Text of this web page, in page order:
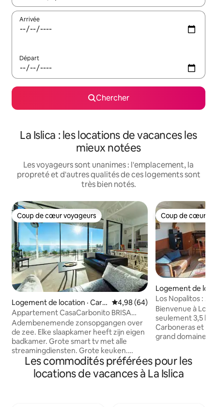
Arrivée
Départ
Chercher
La Islica : les locations de vacances les
mieux notées
Les voyageurs sont unanimes : l'emplacement, la
propreté et d'autres qualités de ces logements sont
très bien notés.
Coup de cœur voyageurs
Coup de cœur voyageurs
Logement de location · Carb
oneras
Note moyenne de 4,98 sur 5,
4,98 (64)
Appartement CasaCarbonito BRISA
LUNA SOL Carboner...
Adembenemende zonsopgangen over
de zee. Elke slaapkamer heeft zijn eigen
badkamer. Grote smart tv met alle
streamingdiensten. Grote keuken.
Glamoureus appartement aan het
strand met 5-sterren luxe en
adembenemend uitzicht op zee. Beleef
Coup de cœur
Coup de cœur
Logement de
oneras
Los Nopalitos : 2
Carbone...
Bienvenue à Los
seulement 3,5 km
Carboneras et de ses
grand domaine
dans un
toutes les
fleurie orientée sud-est.
Les commodités préférées pour les
locations de vacances à La Islica